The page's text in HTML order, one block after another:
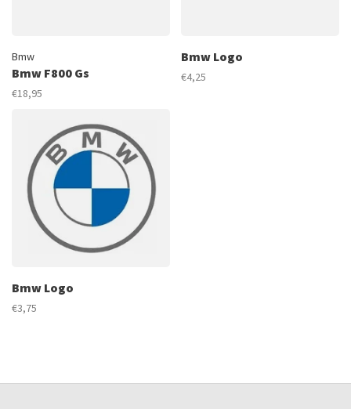
Bmw
Bmw F800 Gs
€18,95
Bmw Logo
€4,25
Bmw Logo
€3,75